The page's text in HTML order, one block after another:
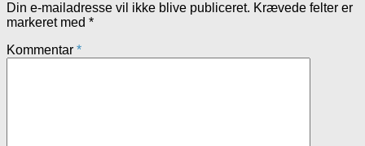
Din e-mailadresse vil ikke blive publiceret. Krævede felter er
markeret med *
Kommentar *